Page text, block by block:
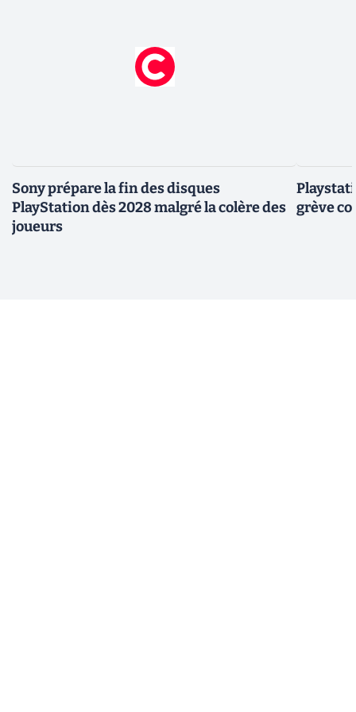
Sony prépare la fin des disques
PlayStation dès 2028 malgré la colère des
joueurs
Playstation : les joueurs
grève